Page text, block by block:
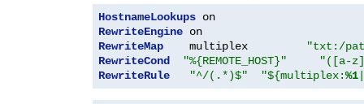
HostnameLookups
RewriteEngine
RewriteMap
    multiplex
"txt:/
RewriteCond
"%{REMOTE_HOST}"
"([a-
RewriteRule
"^/(.*)$" "${multiplex:%1